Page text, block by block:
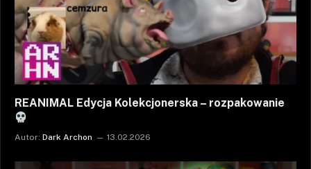
REANIMAL Edycja Kolekcjonerska – rozpakowanie
Autor: Dark Archon 13.02.2026